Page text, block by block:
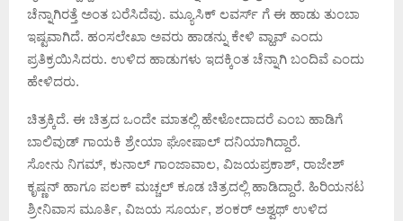
ಚೆನ್ನಾಗಿರತ್ತೆ ಅಂತ ಬರೆಸಿದೆವು. ಮ್ಯೂಸಿಕ್ ಲವರ್ಸ್ ಗೆ ಈ ಹಾಡು ತುಂಬಾ
ಇಷ್ಟವಾಗಿದೆ. ಹಂಸಲೇಖಾ ಅವರು ಹಾಡನ್ನು ಕೇಳಿ ವ್ಹಾವ್ ಎಂದು
ಪ್ರತಿಕ್ರಯಿಸಿದರು. ಉಳಿದ ಹಾಡುಗಳು ಇದಕ್ಕಿಂತ ಚೆನ್ನಾಗಿ ಬಂದಿವೆ ಎಂದು
ಹೇಳಿದರು.
ಚಿತ್ರಕ್ಕಿದೆ. ಈ ಚಿತ್ರದ ಒಂದೇ ಮಾತಲ್ಲಿ ಹೇಳೋದಾದರೆ ಎಂಬ ಹಾಡಿಗೆ
ಬಾಲಿವುಡ್ ಗಾಯಕಿ ಶ್ರೇಯಾ ಘೋಷಾಲ್ ದನಿಯಾಗಿದ್ದಾರೆ.
ಸೋನು ನಿಗಮ್, ಕುನಾಲ್ ಗಾಂಜಾವಾಲ, ವಿಜಯಪ್ರಕಾಶ್, ರಾಜೇಶ್
ಕೃಷ್ಣನ್ ಹಾಗೂ ಪಲಕ್ ಮಚ್ಚಲ್ ಕೂಡ ಚಿತ್ರದಲ್ಲಿ ಹಾಡಿದ್ದಾರೆ. ಹಿರಿಯನಟ
ಶ್ರೀನಿವಾಸ ಮೂರ್ತಿ, ವಿಜಯ ಸೂರ್ಯ, ಶಂಕರ್ ಅಶ್ವಥ್ ಉಳಿದ